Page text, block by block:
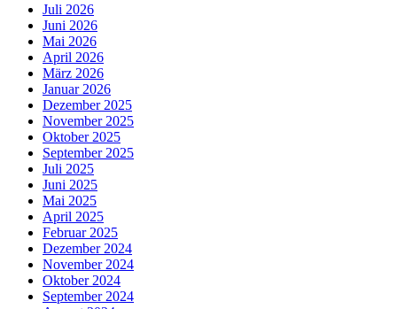
Juli 2026
Juni 2026
Mai 2026
April 2026
März 2026
Januar 2026
Dezember 2025
November 2025
Oktober 2025
September 2025
Juli 2025
Juni 2025
Mai 2025
April 2025
Februar 2025
Dezember 2024
November 2024
Oktober 2024
September 2024